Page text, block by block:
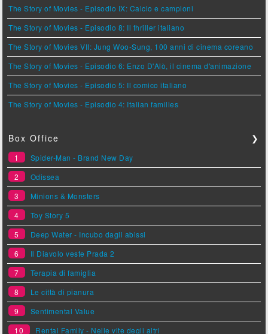
The Story of Movies - Episodio IX: Calcio e campioni
The Story of Movies - Episodio 8: Il thriller italiano
The Story of Movies VII: Jung Woo-Sung, 100 anni di cinema coreano
The Story of Movies - Episodio 6: Enzo D'Alò, il cinema d'animazione
The Story of Movies - Episodio 5: Il comico italiano
The Story of Movies - Episodio 4: Italian families
Box Office ❯
1
Spider-Man - Brand New Day
2
Odissea
3
Minions & Monsters
4
Toy Story 5
5
Deep Water - Incubo dagli abissi
6
Il Diavolo veste Prada 2
7
Terapia di famiglia
8
Le città di pianura
9
Sentimental Value
10
Rental Family - Nelle vite degli altri